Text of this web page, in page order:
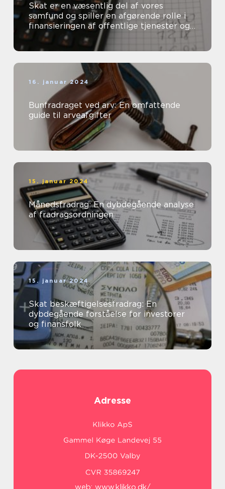
Skat er en væsentlig del af vores
samfund og spiller en afgørende rolle i
finansieringen af offentlige tjenester og
velfærdsydelser
16. januar 2024
Bunfradraget ved arv: En omfattende
guide til arveafgifter
15. januar 2024
Månedsfradrag: En dybdegående analyse
af fradragsordningen
15. januar 2024
Skat beskæftigelsesfradrag: En
dybdegående forståelse for investorer
og finansfolk
Adresse
web: www.klikko.dk/